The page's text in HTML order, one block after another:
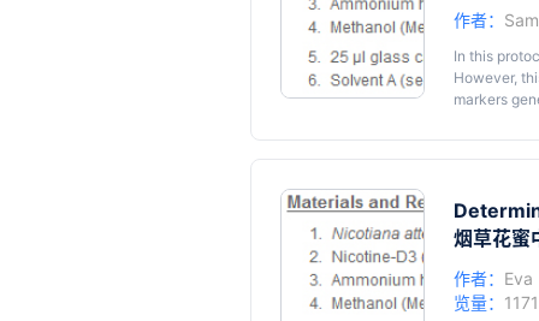
glasshouse
interactions.
作者：
In this
However,
markers
isolation
烟草花蜜
作者： Eva
览量：